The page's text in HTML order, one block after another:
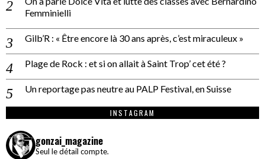
Femminielli
Gilb’R : « Être encore là 30 ans après, c’est miraculeux »
Plage de Rock : et si on allait à Saint Trop’ cet été ?
Un reportage pas neutre au PALP Festival, en Suisse
INSTAGRAM
gonzai_magazine
Seul le détail compte.